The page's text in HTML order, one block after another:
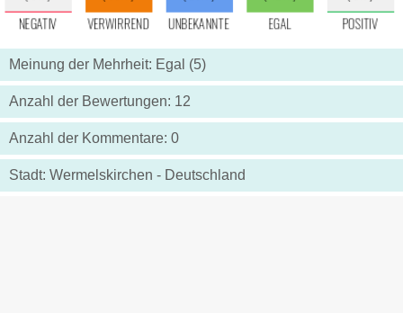
Meinung der Mehrheit: Egal (5)
Anzahl der Bewertungen: 12
Anzahl der Kommentare: 0
Stadt: Wermelskirchen - Deutschland